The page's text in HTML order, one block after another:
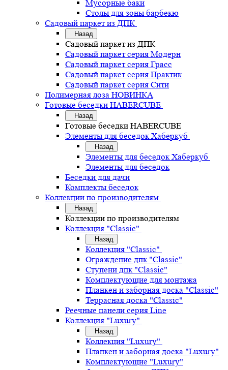
Мусорные баки
Столы для зоны барбекю
Садовый паркет из ДПК
Назад
Садовый паркет из ДПК
Садовый паркет серия Mодерн
Садовый паркет серия Грасс
Садовый паркет серия Практик
Садовый паркет серия Сити
Полимерная лоза НОВИНКА
Готовые беседки HABERCUBE
Назад
Готовые беседки HABERCUBE
Элементы для беседок Хаберкуб
Назад
Элементы для беседок Хаберкуб
Элементы для беседок
Беседки для дачи
Комплекты беседок
Коллекции по производителям
Назад
Коллекции по производителям
Коллекция "Classic"
Назад
Коллекция "Classic"
Ограждение дпк "Classic"
Ступени дпк "Classic"
Комплектующие для монтажа
Планкен и заборная доска "Classic"
Террасная доска "Classic"
Реечные панели серия Line
Коллекция "Luxury"
Назад
Коллекция "Luxury"
Планкен и заборная доска "Luxury"
Комплектующие "Luxury"